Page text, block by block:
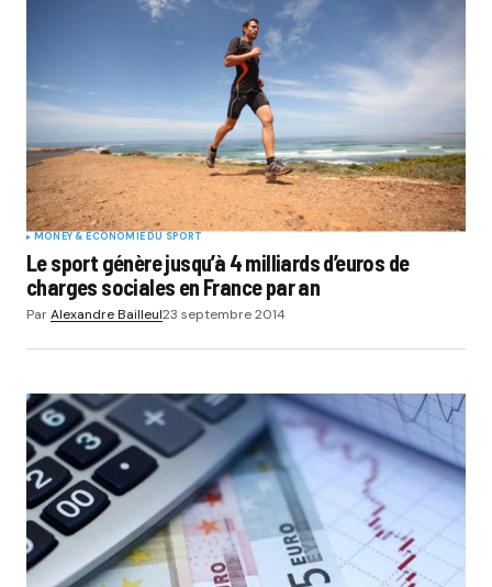
MONEY & ÉCONOMIE DU SPORT
Le sport génère jusqu’à 4 milliards d’euros de
charges sociales en France par an
ParAlexandre Bailleul23 septembre 2014